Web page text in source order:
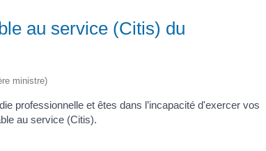
au service (Citis) du
ministre)
professionnelle et êtes dans l’incapacité d'exercer vos
au service (Citis).